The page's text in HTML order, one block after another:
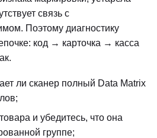
связь с
Поэтому диагностику
код → карточка → касса
ли сканер полный Data Matrix
и убедитесь, что она
группе;